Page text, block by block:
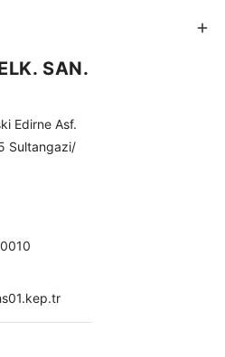
SAN.
Edirne Asf.
Sultangazi/